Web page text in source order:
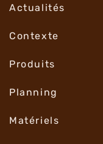
Actualités
Contexte
Produits
Planning
Matériels